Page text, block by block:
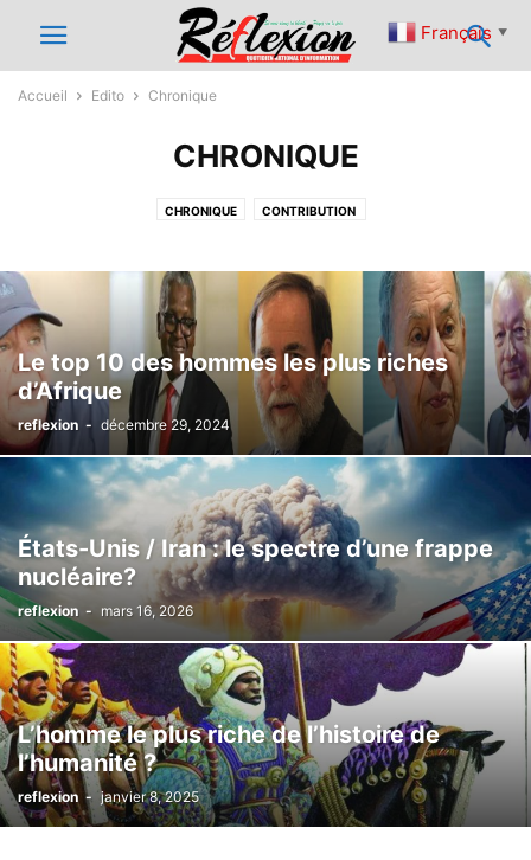
Accueil Edito Chronique
CHRONIQUE
CHRONIQUE CONTRIBUTION
Le top 10 des hommes les plus riches
d’Afrique
reflexion - décembre 29, 2024
États-Unis / Iran : le spectre d’une frappe
nucléaire?
reflexion - mars 16, 2026
L’homme le plus riche de l’histoire de
l’humanité ?
reflexion - janvier 8, 2025
Français ▼